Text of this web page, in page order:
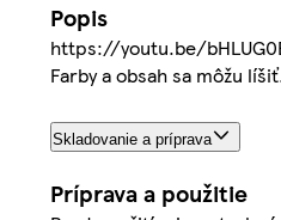
Popis
https://youtu.be/
Farby a obsah sa môžu
Skladovanie a príprava
Príprava a použitie